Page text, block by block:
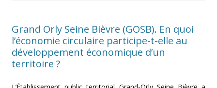
Grand Orly Seine Bièvre (GOSB). En quoi
l’économie circulaire participe-t-elle au
développement économique d’un
territoire ?